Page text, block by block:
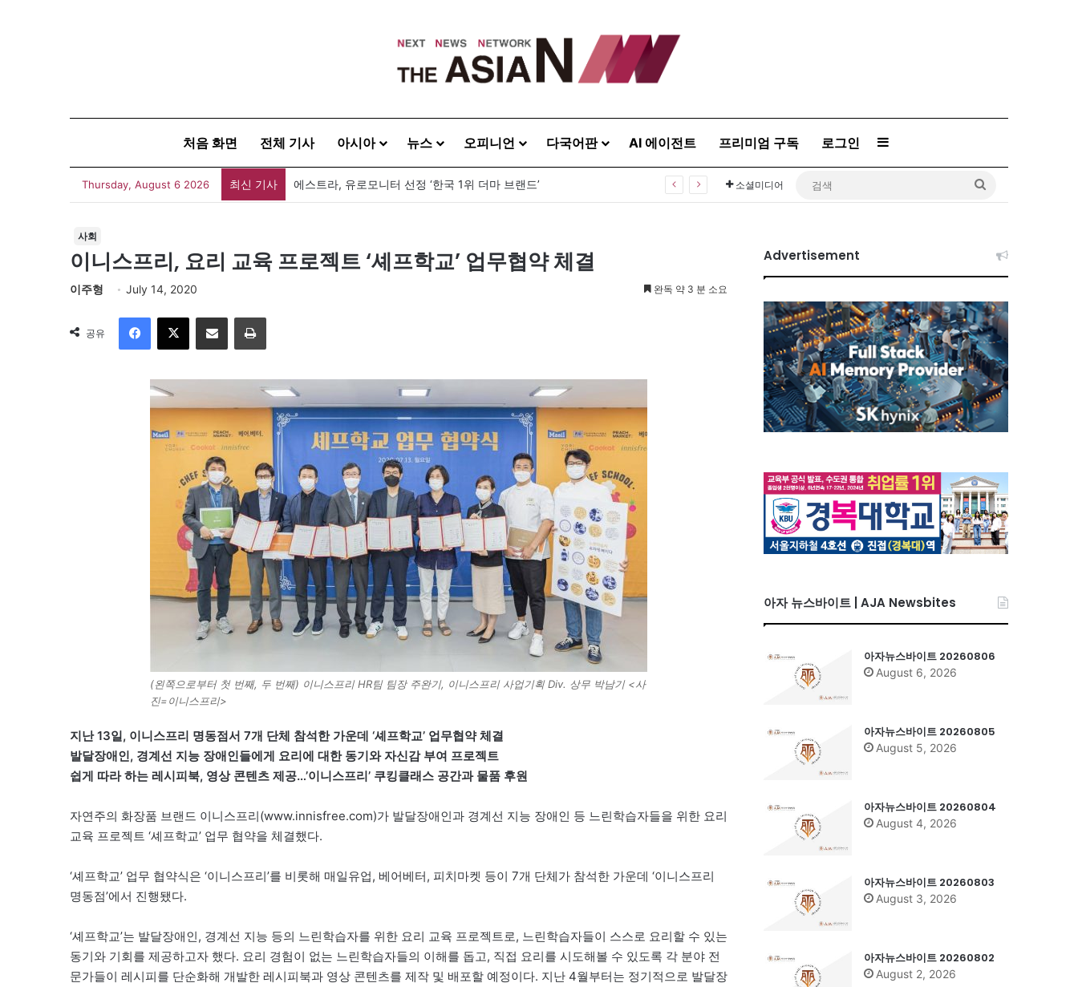
처음 화면 전체 기사 아시아 뉴스 오피니언 다국어판 AI 에이전트 프리미엄 구독 로그인 Sidebar
Thursday, August 6 2026 최신 기사 GS샵, 전문관 전략 통했다…패션·뷰티·푸드 거래액 50% 증가 소셜미디어
사회
이니스프리, 요리 교육 프로젝트 ‘셰프학교’ 업무협약 체결
이주형 July 14, 2020 완독 약 3 분 소요
공유
이메일
(왼쪽으로부터 첫 번째, 두 번째) 이니스프리 HR팀 팀장 주완기, 이니스프리 사업기획 Div. 상무 박남기 <사
진=이니스프리>
지난 13일, 이니스프리 명동점서 7개 단체 참석한 가운데 ‘셰프학교’ 업무협약 체결
발달장애인, 경계선 지능 장애인들에게 요리에 대한 동기와 자신감 부여 프로젝트
쉽게 따라 하는 레시피북, 영상 콘텐츠 제공…’이니스프리’ 쿠킹클래스 공간과 물품 후원
자연주의 화장품 브랜드 이니스프리(www.innisfree.com)가 발달장애인과 경계선 지능 장애인 등 느린학습자들을 위한 요리
교육 프로젝트 ‘셰프학교’ 업무 협약을 체결했다.
‘셰프학교’ 업무 협약식은 ‘이니스프리’를 비롯해 매일유업, 베어베터, 피치마켓 등이 7개 단체가 참석한 가운데 ‘이니스프리
명동점’에서 진행됐다.
‘셰프학교’는 발달장애인, 경계선 지능 등의 느린학습자를 위한 요리 교육 프로젝트로, 느린학습자들이 스스로 요리할 수 있는
동기와 기회를 제공하고자 했다. 요리 경험이 없는 느린학습자들의 이해를 돕고, 직접 요리를 시도해볼 수 있도록 각 분야 전
문가들이 레시피를 단순화해 개발한 레시피북과 영상 콘텐츠를 제작 및 배포할 예정이다. 지난 4월부터는 정기적으로 발달장
Advertisement
아자 뉴스바이트 | AJA Newsbites
아자뉴스바이트 20260806
August 6, 2026
아자뉴스바이트 20260805
August 5, 2026
아자뉴스바이트 20260804
August 4, 2026
아자뉴스바이트 20260803
August 3, 2026
아자뉴스바이트 20260802
August 2, 2026